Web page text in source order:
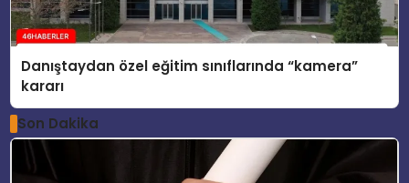
Danıştaydan özel eğitim sınıflarında “kamera”
kararı
Son Dakika